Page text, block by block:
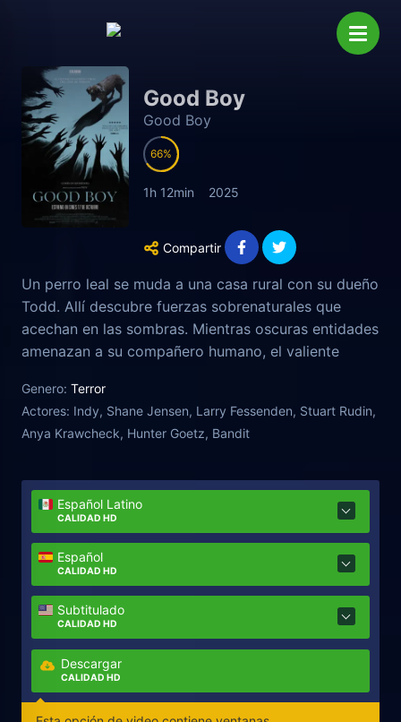
Good Boy
Good Boy
66
1h 12min 2025
Compartir
Un perro leal se muda a una casa rural con su dueño
Todd. Allí descubre fuerzas sobrenaturales que
acechan en las sombras. Mientras oscuras entidades
amenazan a su compañero humano, el valiente
quiere.
Genero: Terror
Actores: Indy, Shane Jensen, Larry Fessenden, Stuart Rudin,
Anya Krawcheck, Hunter Goetz, Bandit
Español Latino
CALIDAD HD
Español
CALIDAD HD
Subtitulado
CALIDAD HD
Descargar
CALIDAD HD